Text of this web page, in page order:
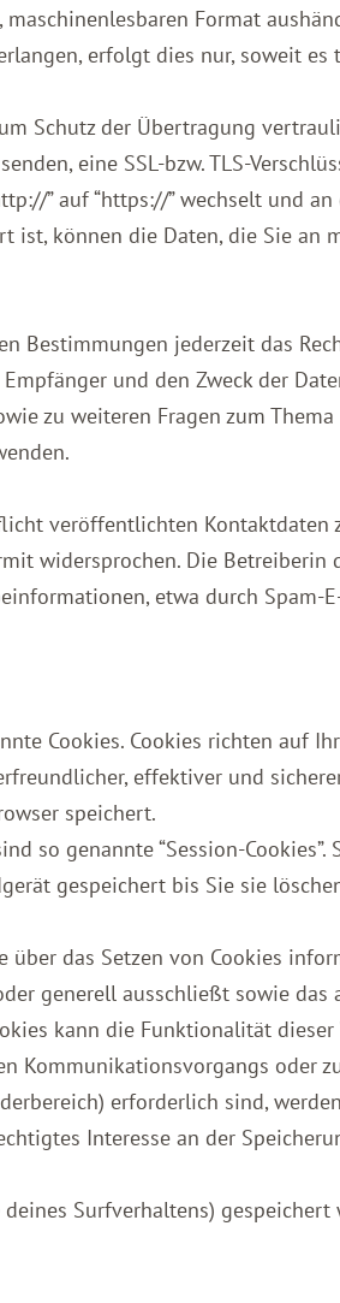
Format
erfolgt dies nur, soweit es
Schutz der Übertragung
eine SSL-bzw. TLS-
” auf “https://” wechselt und
ist, können die Daten, die Sie
Bestimmungen jederzeit das
und den Zweck der
zu weiteren Fragen zum
veröffentlichten
widersprochen. Die
etwa durch Spam-
Cookies. Cookies richten auf
effektiver und
speichert.
so genannte “Session-
gespeichert bis Sie sie
über das Setzen von Cookies
generell ausschließt sowie
kann die Funktionalität dieser
Kommunikationsvorgangs oder
erforderlich sind,
Interesse an der
deines Surfverhaltens)